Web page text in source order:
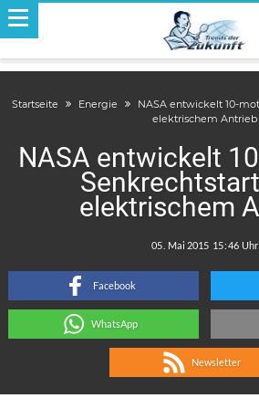
Startseite Energie
NASA entwickelt 10-
elektrischem Antrieb
NASA entwickelt
elektrischem
:
Facebook
WhatsApp
Newsletter